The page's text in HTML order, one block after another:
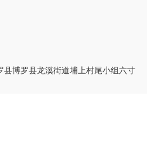
县博罗县龙溪街道埔上村尾小组六寸